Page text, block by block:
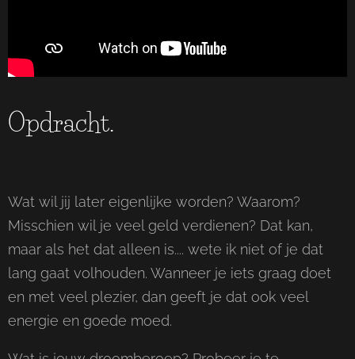
Opdracht.
Wat wil jij later eigenlijke worden? Waarom?
Misschien wil je veel geld verdienen? Dat kan,
maar als het dat alleen is.... wete ik niet of je dat
lang gaat volhouden. Wanneer je iets graag doet
en met veel plezier, dan geeft je dat ook veel
energie en goede moed.